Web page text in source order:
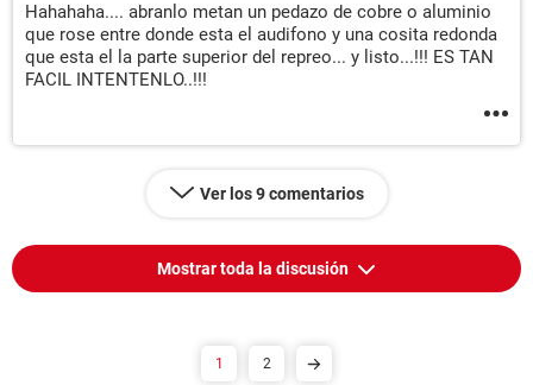
Hahahaha.... abranlo metan un pedazo de cobre o aluminio
que rose entre donde esta el audifono y una cosita redonda
que esta el la parte superior del repreo... y listo...!!! ES TAN
FACIL INTENTENLO..!!!
Ver los 9 comentarios
Mostrar toda la discusión
1 2